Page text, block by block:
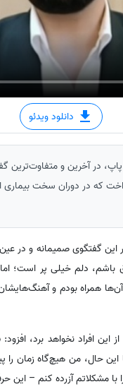
دانلود ویدئو
در آخرین و متفاوت‌ترین
که در دوران سخت
این گفتگوی صمیمانه و در
دلم خیلی پر است؛
همراه بودم و
این افراد نخواهد برد،
با این حال، من هیچ‌گاه
مشکلاتم آزرده کنم – این